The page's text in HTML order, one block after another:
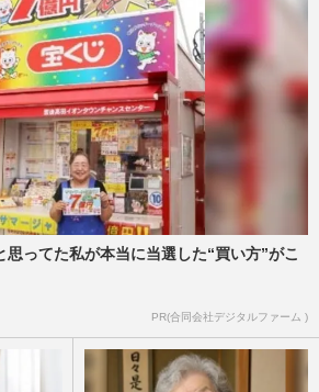
思ってた私が本当に当選した“買い方”がこ
PR(合同会社デジタルファーム )